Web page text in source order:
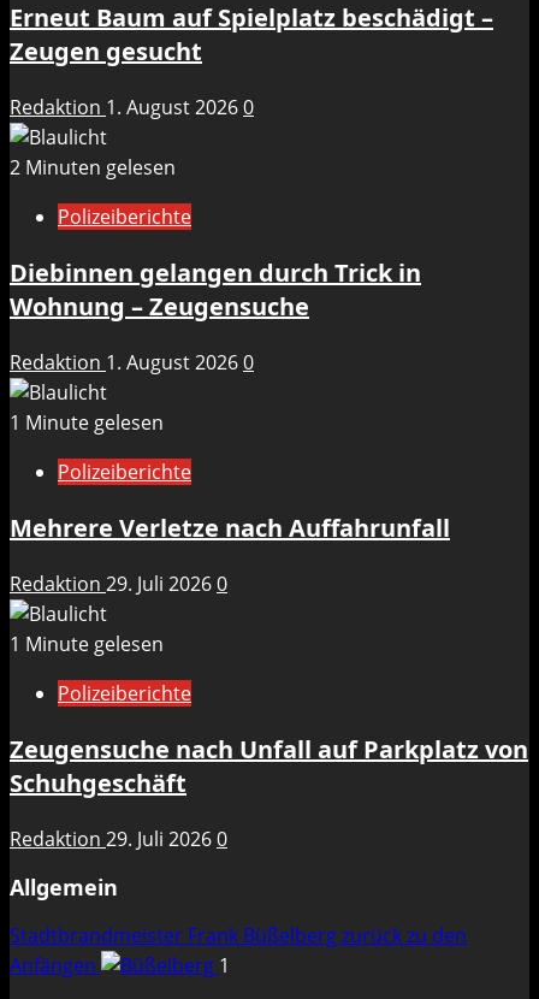
Erneut Baum auf Spielplatz beschädigt –
Zeugen gesucht
Redaktion 1. August 20260
2 Minuten gelesen
Polizeiberichte
Diebinnen gelangen durch Trick in
Wohnung – Zeugensuche
Redaktion 1. August 20260
1 Minute gelesen
Polizeiberichte
Mehrere Verletze nach Auffahrunfall
Redaktion 29. Juli 20260
1 Minute gelesen
Polizeiberichte
Zeugensuche nach Unfall auf Parkplatz von
Schuhgeschäft
Redaktion 29. Juli 20260
Allgemein
Stadtbrandmeister Frank Büßelberg zurück zu den
Anfängen
1